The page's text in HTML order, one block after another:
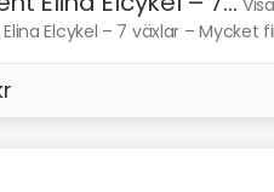
Elcykel – 7 växlar – Mycket